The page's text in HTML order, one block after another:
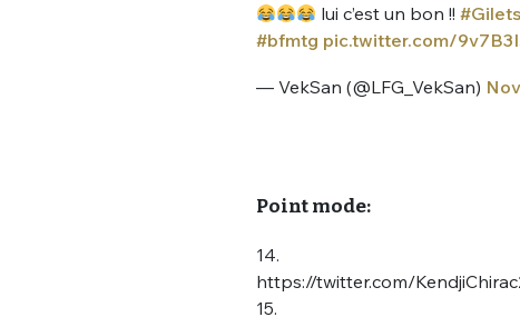
lui c’est un bon !!
#bfmtg pic.twitter.com/
— VekSan (@LFG_VekSan)
Point mode:
14.
https://twitter.com/
15.